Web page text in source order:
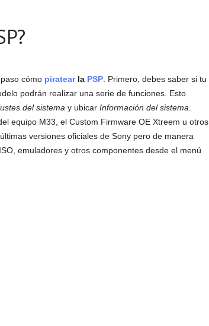
cómo piratearla PSP. Primero, debes saber si tu
podrán realizar una serie de funciones. Esto
del sistema y ubicar Información del sistema
equipo M33, el Custom Firmware OE Xtreem u otros
versiones oficiales de Sony pero de manera
emuladores y otros componentes desde el menú